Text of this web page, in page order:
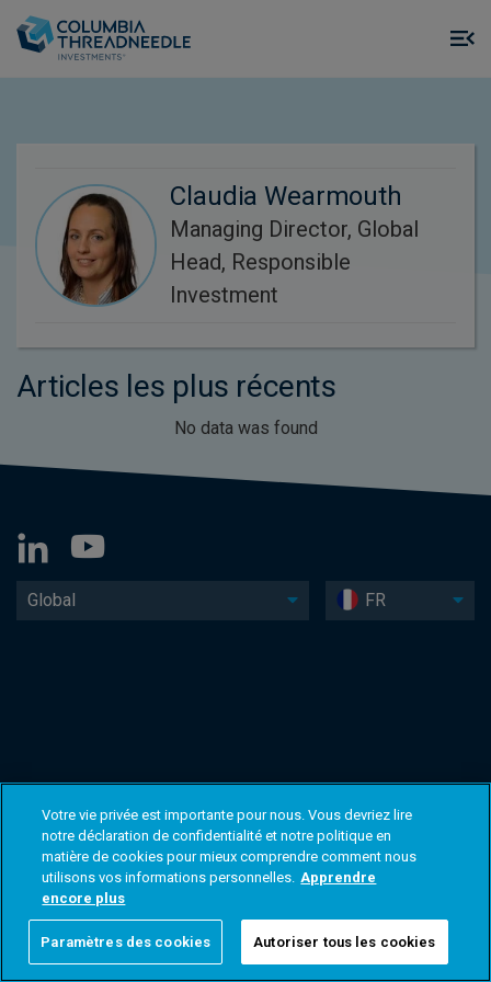
Claudia Wearmouth
Managing Director, Global
Head, Responsible
Investment
Articles les plus récents
No data was found
Global FR
Votre vie privée est importante pour nous. Vous devriez lire
notre déclaration de confidentialité et notre politique en
matière de cookies pour mieux comprendre comment nous
utilisons vos informations personnelles. Apprendre
encore plus
Paramètres des cookies Autoriser tous les cookies